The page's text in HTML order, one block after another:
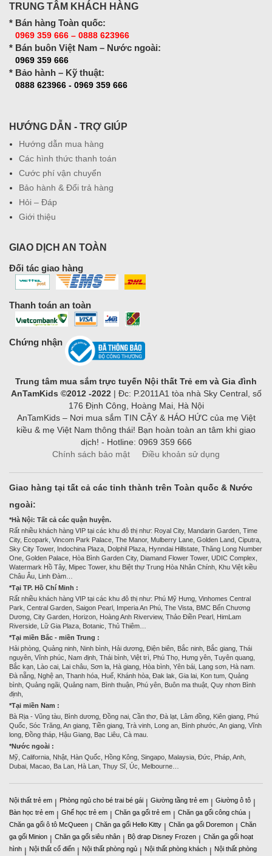
TRUNG TÂM KHÁCH HÀNG
* Bán hàng Toàn quốc:
0969 359 666 – 0888 623966
* Bán buôn Việt Nam – Nước ngoài:
0969 359 666
* Bảo hành – Kỹ thuật:
0888 623966 - 0969 359 666
HƯỚNG DẪN - TRỢ GIÚP
Hướng dẫn mua hàng
Các hình thức thanh toán
Cước phí vận chuyển
Bảo hành & Đổi trả hàng
Hỏi – Đáp
Giới thiệu
GIAO DỊCH AN TOÀN
Đối tác giao hàng
Thanh toán an toàn
Chứng nhận
Trung tâm mua sắm trực tuyến Nội thất Trẻ em và Gia đình
AnTamKids ©2012 -2022| Đc: P.2011A1 tòa nhà Sky Central, số
176 Định Công, Hoàng Mai, Hà Nội
AnTamKids – Nơi mua sắm TIN CẬY & HÁO HỨC của mẹ Việt
kiều & mẹ Việt Nam thông thái! Bạn hoàn toàn an tâm khi giao
dịch! - Hotline: 0969 359 666
Chính sách bảo mật
Điều khoản sử dụng
Giao hàng tại tất cả các tỉnh thành trên Toàn quốc & Nước
ngoài:
*Hà Nội: Tất cả các quận huyện.
Rất nhiều khách hàng VIP tại các khu đô thị như: Royal City, Mandarin Garden, Time
City, Ecopark, Vincom Park Palace, The Manor, Mulberry Lane, Golden Land, Ciputra,
Sky City Tower, Indochina Plaza, Dolphil Plaza, Hynndai Hillstate, Thăng Long Number
One, Golden Palace, Hòa Bình Garden City, Diamand Flower Tower, UDIC Complex,
Watermark Hồ Tây, Mipec Tower, khu Biệt thự Trung Hòa Nhân Chính, Khu Việt kiều
Châu Âu, Linh Đàm…
*Tại TP. Hồ Chí Minh :
Rất nhiều khách hàng VIP tại các khu đô thị như: Phú Mỹ Hưng, Vinhomes Central
Park, Central Garden, Saigon Pearl, Imperia An Phú, The Vista, BMC Bến Chương
Dương, City Garden, Horizon, Hoàng Anh Riverview, Thảo Điền Pearl, HimLam
Riverside, Lữ Gia Plaza, Botanic, Thủ Thiêm…
*Tại miền Bắc - miền Trung :
Hải phòng, Quảng ninh, Ninh bình, Hải dương, Điện biên, Bắc ninh, Bắc giang, Thái
nguyên, Vĩnh phúc, Nam định, Thái bình, Việt trì, Phú Thọ, Hưng yên, Tuyên quang,
Bắc kạn, Lào cai, Lai châu, Sơn la, Hà giang, Hòa bình, Yên bái, Lạng sơn, Hà nam.
Đà nẵng, Nghệ an, Thanh hóa, Huế, Khánh hòa, Đak lak, Gia lai, Kon tum, Quảng
bình, Quảng ngãi, Quảng nam, Bình thuận, Phú yên, Buôn ma thuật, Quy nhơn Bình
định,
*Tại miền Nam :
Bà Rịa - Vũng tàu, Bình dương, Đồng nai, Cần thơ, Đà lạt, Lâm đồng, Kiên giang, Phú
Quốc, Sóc Trăng, An giang, Tiền giang, Trà vinh, Long an, Bình phước, An giang, Vĩnh
long, Đồng tháp, Hậu Giang, Bạc Liêu, Cà mau.
*Nước ngoài :
Mỹ, California, Nhật, Hàn Quốc, Hồng Kông, Singapo, Malaysia, Đức, Pháp, Anh,
Dubai, Macao, Ba Lan, Hà Lan, Thụy Sĩ, Úc, Melbourne…
Nội thất trẻ em | Phòng ngủ cho bé trai bé gái | Giường tầng trẻ em | Giường ô tô |
Bàn học trẻ em | Ghế học trẻ em | Chăn ga gối trẻ em | Chăn ga gối công chúa |
Chăn ga gối ô tô McQueen | Chăn ga gối Hello Kitty | Chăn ga gối Doremon | Chăn
ga gối Minion | Chăn ga gối siêu nhân | Bộ drap Disney Frozen | Chăn ga gối hoạt
hình | Nội thất cổ điển | Nội thất phòng ngủ | Nội thất phòng khách | Nội thất phòng